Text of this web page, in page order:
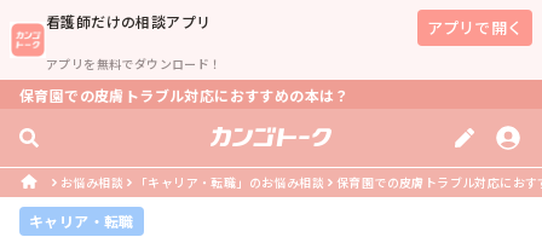
看護師だけの相談アプリ
アプリを無料でダウンロード！
アプリで開く
保育園での皮膚トラブル対応におすすめの本は？
お悩み相談 「キャリア・転職」のお悩み相談 保育園での皮膚トラブル対応にお
キャリア・転職